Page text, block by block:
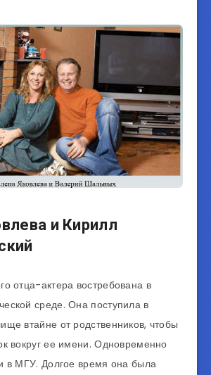
и Кирилл
отца-актера востребована в
среде. Она поступила в
втайне от родственников, чтобы
вокруг ее имени. Одновременно
в МГУ. Долгое время она была